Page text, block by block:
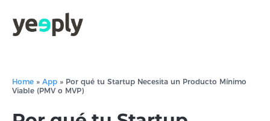
Home » App » Por qué tu Startup Necesita un Producto Mínimo
Viable (PMV o MVP)